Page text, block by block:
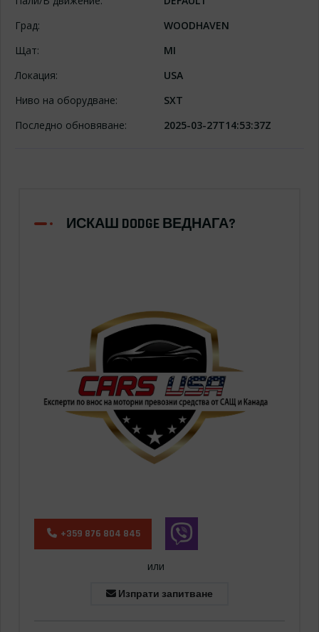
Град:
WOODHAVEN
Щат:
MI
Локация:
USA
Ниво на оборудване:
SXT
Последно обновяване:
2025-03-27T14:53:37Z
ИСКАШ DODGE ВЕДНАГА?
+359 876 804 845
или
Изпрати запитване